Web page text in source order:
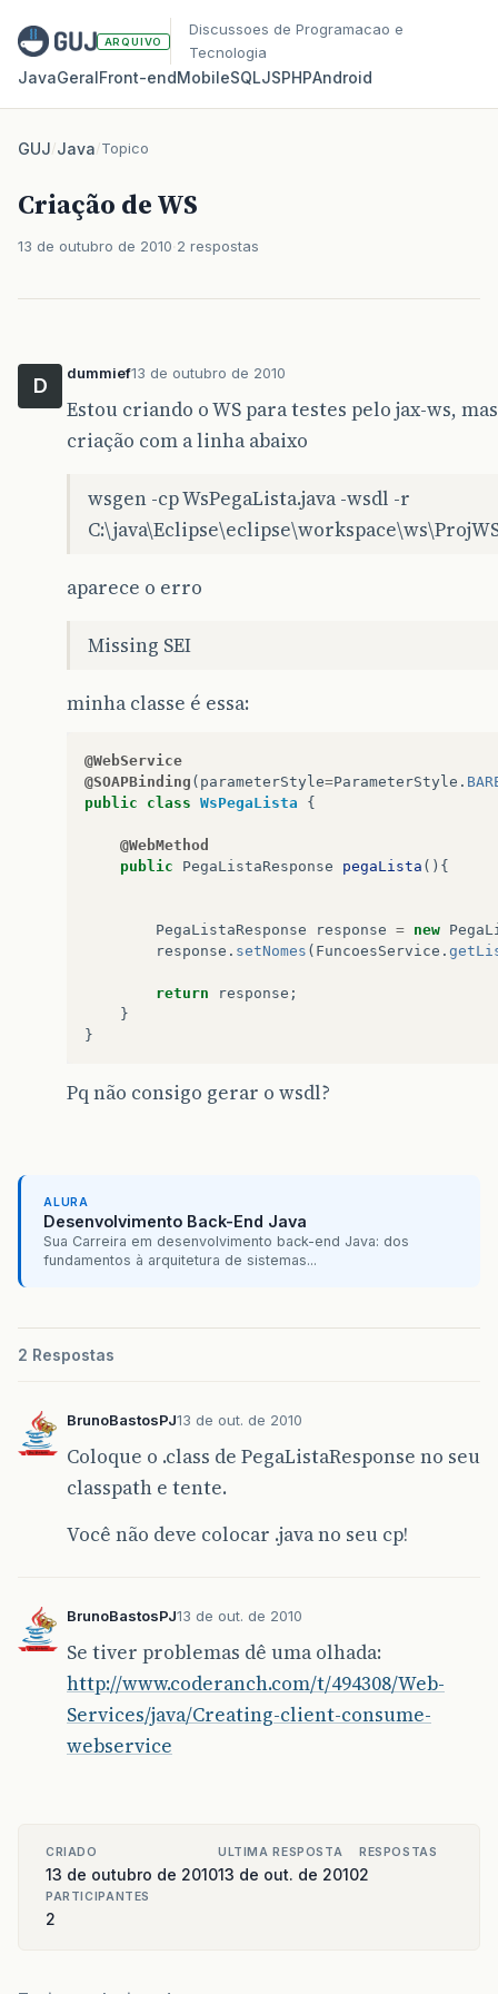
ARQUIVO
Discussoes de Programacao e
Tecnologia
JavaGeralFront‑endMobileSQLJSPHPAndroid
GUJ/Java/Topico
Criação de WS
13 de outubro de 2010 2 respostas
D
dummief13 de outubro de 2010
Estou criando o WS para testes pelo jax-ws,
criação com a linha abaixo
wsgen -cp WsPegaLista.java -wsdl -r
aparece o erro
Missing SEI
minha classe é essa:
@WebService
@SOAPBinding ( parameterStyle=ParameterStyle .
public
class WsPegaLista {
@WebMethod
public
PegaListaResponse pegaLista (){
PegaListaResponse response = new
response . setNomes ( FuncoesService .
return response ;
}
}
Pq não consigo gerar o wsdl?
ALURA
Desenvolvimento Back-End Java
Sua Carreira em desenvolvimento back-end Java: dos
fundamentos à arquitetura de sistemas...
2 Respostas
BrunoBastosPJ13 de out. de 2010
Coloque o .class de PegaListaResponse no seu
classpath e tente.
Você não deve colocar .java no seu cp!
BrunoBastosPJ13 de out. de 2010
Se tiver problemas dê uma olhada:
http://www.coderanch.com/t/494308/Web-
Services/java/Creating-client-consume-
webservice
CRIADO
13 de outubro de 2010
ULTIMA RESPOSTA
13 de out. de 2010
RESPOSTAS
2
PARTICIPANTES
2